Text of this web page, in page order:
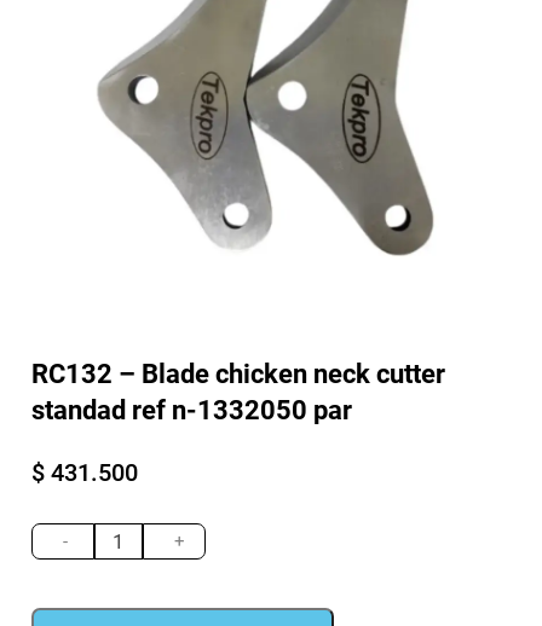
RC132 – Blade chicken neck cutter
standad ref n-1332050 par
$ 431.500
-
-
Blade
neck
+